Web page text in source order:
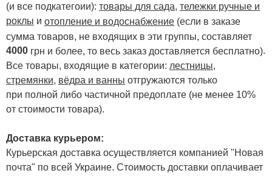
(и все подкатегоии): товары для сада, тележки ручные и
роклы и отопление и водоснабжение (если в заказе
сумма товаров, не входящих в эти группы, составляет
4000 грн и более, то весь заказ доставляется бесплатно).
Все товары, входящие в категории: лестницы,
стремянки, вёдра и ванны отгружаются только
при полной либо частичной предоплате (не менее 10%
от стоимости товара).
Доставка курьером:
Курьерская доставка осуществляется компанией "Новая
почта" по всей Украине. Стоимость доставки оплачивает